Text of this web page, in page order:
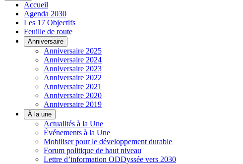
Accueil
Agenda 2030
Les 17 Objectifs
Feuille de route
Anniversaire
Anniversaire 2025
Anniversaire 2024
Anniversaire 2023
Anniversaire 2022
Anniversaire 2021
Anniversaire 2020
Anniversaire 2019
À la une
Actualités à la Une
Événements à la Une
Mobiliser pour le développement durable
Forum politique de haut niveau
Lettre d’information ODDyssée vers 2030